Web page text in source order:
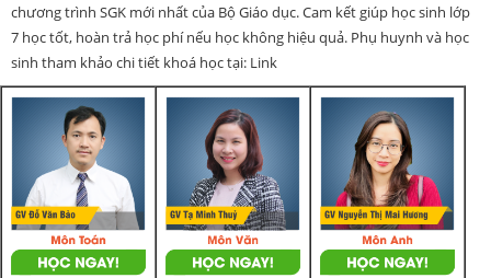
chương trình SGK mới nhất của Bộ Giáo dục. Cam kết giúp học sinh lớp
7 học tốt, hoàn trả học phí nếu học không hiệu quả. Phụ huynh và học
sinh tham khảo chi tiết khoá học tại: Link